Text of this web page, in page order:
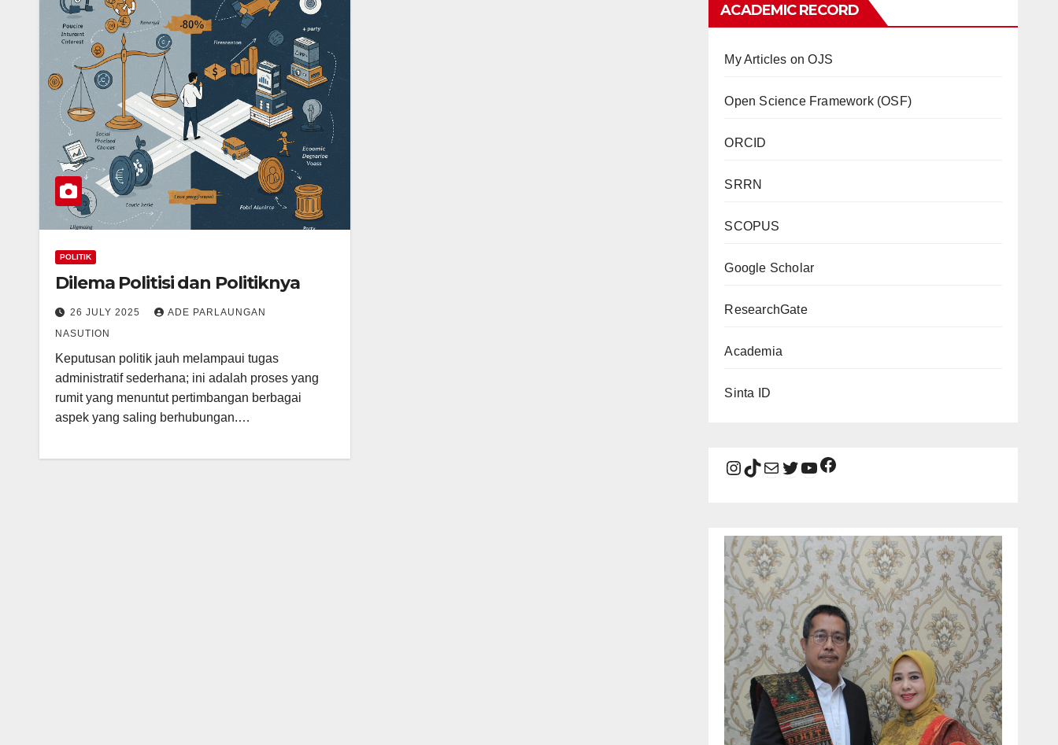
POLITIK
Dilema Politisi dan Politiknya
26 JULY 2025
ADE PARLAUNGAN
NASUTION
Keputusan politik jauh melampaui tugas
administratif sederhana; ini adalah proses yang
rumit yang menuntut pertimbangan berbagai
aspek yang saling berhubungan.…
ACADEMIC RECORD
My Articles on OJS
Open Science Framework (OSF)
ORCID
SRRN
SCOPUS
Google Scholar
ResearchGate
Academia
Sinta ID
Instagram
TikTok
MailTwitter
YouTube
Facebook